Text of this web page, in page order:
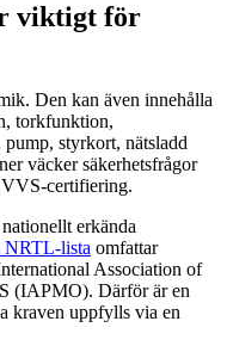
viktigt för
Den kan även innehålla
torkfunktion,
styrkort, nätsladd
väcker säkerhetsfrågor
VVS-certifiering.
erkända
NRTL-lista omfattar
Association of
(IAPMO). Därför är en
kraven uppfylls via en